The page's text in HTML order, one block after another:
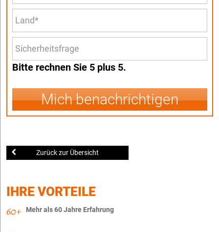
Bitte rechnen Sie 5 plus 5.
Mich benachrichtigen
Zurück zur Übersicht
IHRE VORTEILE
Mehr als 60 Jahre Erfahrung